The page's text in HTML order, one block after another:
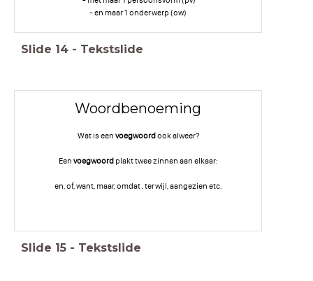
- en maar 1 onderwerp (ow)
Slide 14 - Tekstslide
Woordbenoeming
Wat is een voegwoordook alweer?
Een voegwoordplakt twee zinnen aan elkaar:
en, of, want, maar, omdat , terwijl, aangezien etc.
Slide 15 - Tekstslide